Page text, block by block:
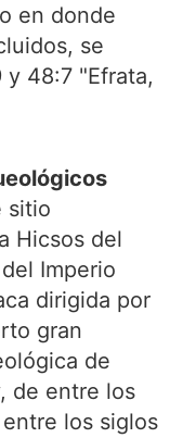
en donde
se
y 48:7 "Efrata,
sitio
Hicsos del
Imperio
dirigida por
gran
de
de entre los
los siglos